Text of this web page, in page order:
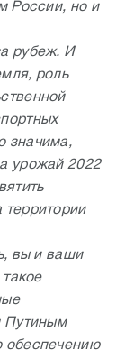
России, но и
рубеж. И
роль
значима,
урожай 2022
вы и ваши
Путиным
обеспечению